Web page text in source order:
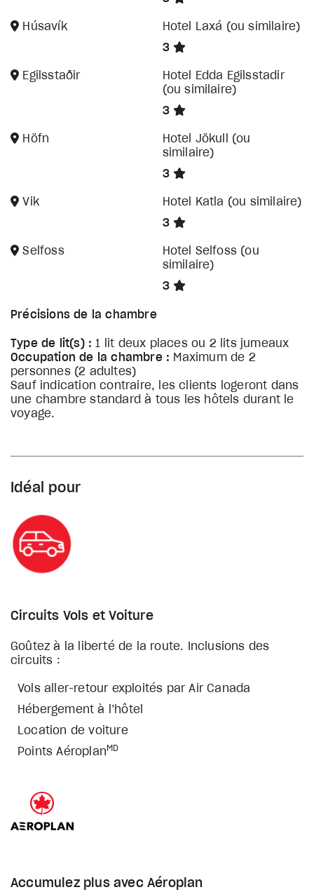
Húsavík
Hotel Laxá (ou similaire)
3
Egilsstaðir
Hotel Edda Egilsstadir
(ou similaire)
3
Höfn
Hotel Jökull (ou
similaire)
3
Vik
Hotel Katla (ou similaire)
3
Selfoss
Hotel Selfoss (ou
similaire)
3
Précisions de la chambre
Type de lit(s) : 1 lit deux places ou 2 lits jumeaux
Occupation de la chambre : Maximum de 2
personnes (2 adultes)
Sauf indication contraire, les clients logeront dans
une chambre standard à tous les hôtels durant le
voyage.
Idéal pour
Circuits Vols et Voiture
Goûtez à la liberté de la route. Inclusions des
circuits :
Vols aller-retour exploités par Air Canada
Hébergement à l’hôtel
Location de voiture
Points Aéroplan MD
Accumulez plus avec Aéroplan